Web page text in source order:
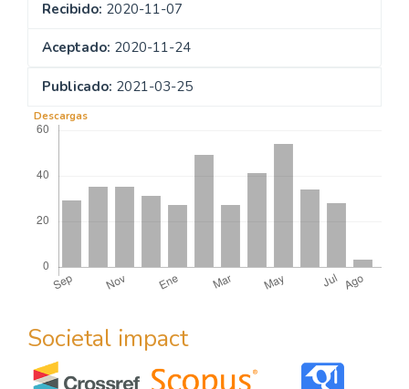
Recibido: 2020-11-07
Aceptado: 2020-11-24
Publicado: 2021-03-25
Descargas
Societal impact